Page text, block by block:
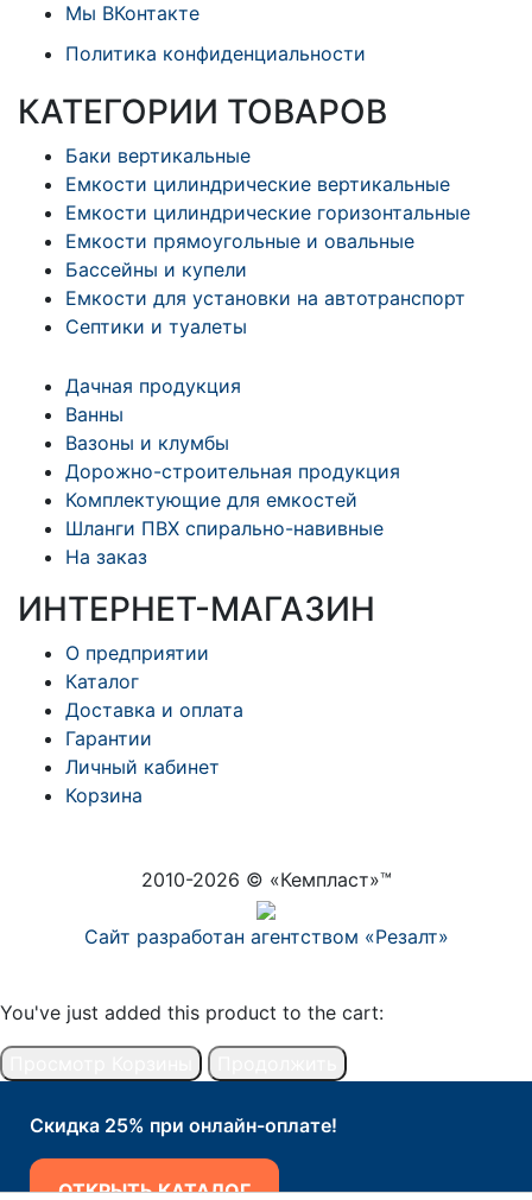
Мы ВКонтакте
Политика конфиденциальности
КАТЕГОРИИ ТОВАРОВ
Баки вертикальные
Емкости цилиндрические вертикальные
Емкости цилиндрические горизонтальные
Емкости прямоугольные и овальные
Бассейны и купели
Емкости для установки на автотранспорт
Септики и туалеты
Дачная продукция
Ванны
Вазоны и клумбы
Дорожно-строительная продукция
Комплектующие для емкостей
Шланги ПВХ спирально-навивные
На заказ
ИНТЕРНЕТ-МАГАЗИН
О предприятии
Каталог
Доставка и оплата
Гарантии
Личный кабинет
Корзина
2010-2026 © «Кемпласт»™
Сайт разработан агентством «Резалт»
You've just added this product to the cart:
Скидка 25% при онлайн-оплате!
ОТКРЫТЬ КАТАЛОГ